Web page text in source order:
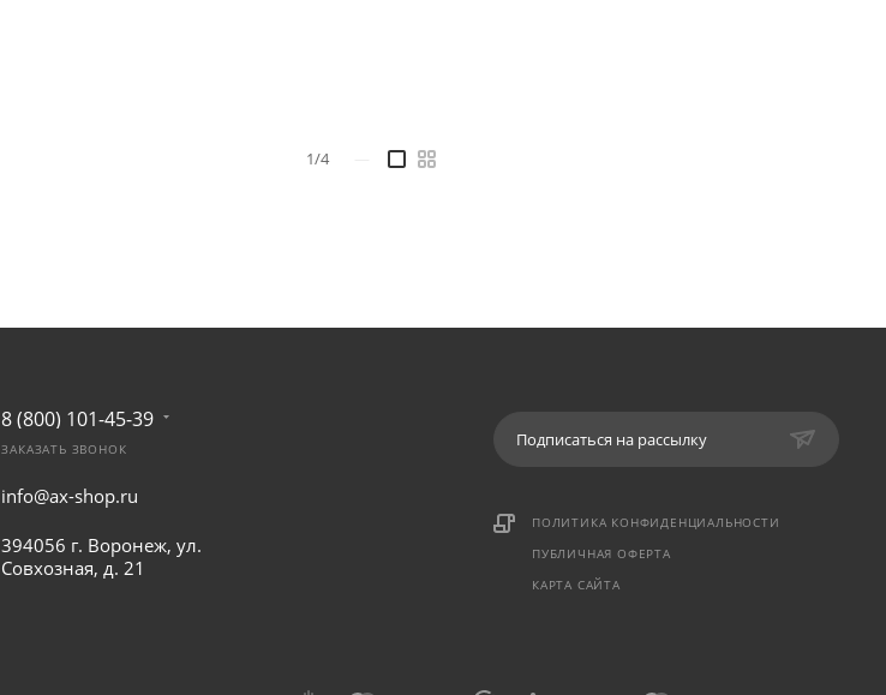
1/4
8 (800) 101-45-39
ЗАКАЗАТЬ ЗВОНОК
info@ax-shop.ru
394056 г. Воронеж, ул.
Совхозная, д. 21
Подписаться на рассылку
ПОЛИТИКА КОНФИДЕНЦИАЛЬНОСТИ
ПУБЛИЧНАЯ ОФЕРТА
КАРТА САЙТА